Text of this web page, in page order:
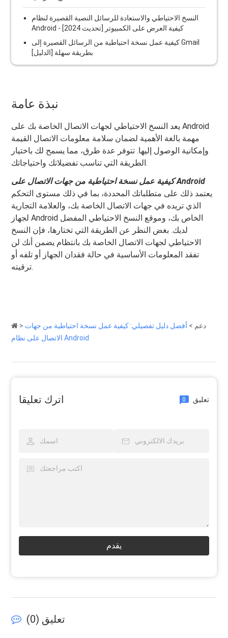
النسخ الاحتياطي والاستعادة للرسائل النصية القصيرة لنظام
Android - كيفية العرض على الكمبيوتر [تحديث 2024]
كيفية عمل نسخة احتياطية من الرسائل القصيرة إلى Gmail
بطريقة سهلة [الدليل]
نبذة عامة
يعد النسخ الاحتياطي لجهات الاتصال الخاصة بك على Android
مهمة بالغة الأهمية لضمان سلامة معلومات الاتصال القيمة
وإمكانية الوصول إليها. تتوفر عدة طرق، مما يسمح لك باختيار
الطريقة التي تناسب تفضيلاتك واحتياجاتك.
كيفية عمل نسخة احتياطية من جهات الاتصال على Android
يعتمد ذلك على متطلباتك المحددة، بما في ذلك مستوى التحكم
الذي تريده في جهات الاتصال الخاصة بك، والعلامة التجارية
لجهاز Android الخاص بك، وموقع النسخ الاحتياطي المفضل
لديك. بغض النظر عن الطريقة التي تختارها، فإن النسخ
الاحتياطي لجهات الاتصال الخاصة بك بانتظام يضمن أنك لن
تفقد المعلومات الأساسية في حالة فقدان الجهاز أو تلفه أو
ترقيته.
> دعم > أفضل دليل تفصيلي: كيفية عمل نسخة احتياطية من جهات
الاتصال على نظام Android
اترك تعليقا 0 تعليق
يقدم
تعليق ( 0
)